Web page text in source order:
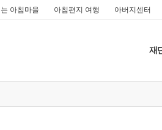
아침마을 아침편지 여행 아버지센터
재